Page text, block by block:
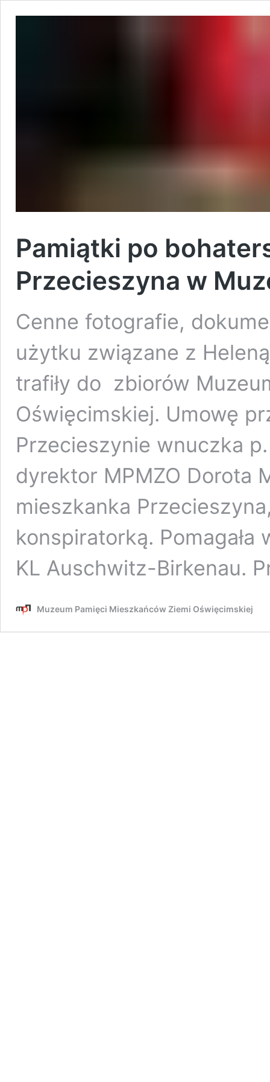
Pamiątki po
Przecieszyna w
Cenne fotografie,
użytku związane z
trafiły do zbiorów
Oświęcimskiej. Umowę
Przecieszynie wnuczka
dyrektor MPMZO Dorota
mieszkanka
konspiratorką.
KL Auschwitz-Birkenau.
Muzeum Pamięci Mieszkańców Ziemi Oświęcimskiej